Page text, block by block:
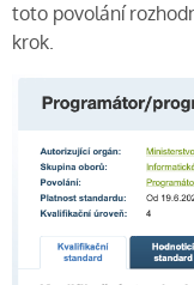
toto povolání
krok.